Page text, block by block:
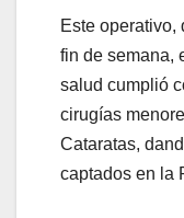
Este operativo,
fin de semana,
salud cumplió
cirugías
Cataratas,
captados en la